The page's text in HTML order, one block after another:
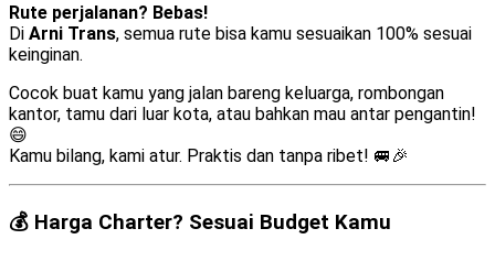
Rute perjalanan? Bebas!
Di Arni Trans, semua rute bisa kamu sesuaikan 100% sesuai
keinginan.
Cocok buat kamu yang jalan bareng keluarga, rombongan
kantor, tamu dari luar kota, atau bahkan mau antar pengantin!
😄
Kamu bilang, kami atur. Praktis dan tanpa ribet! 🚐🎉
💰 Harga Charter? Sesuai Budget Kamu